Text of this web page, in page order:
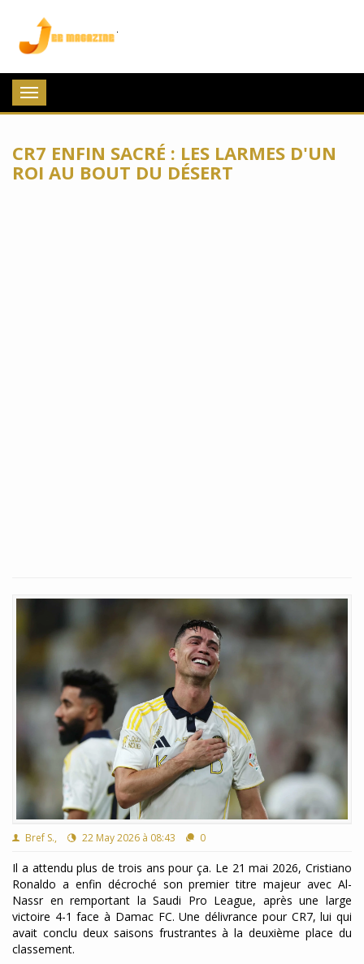
Toggle
navigation
CR7 ENFIN SACRÉ : LES LARMES D'UN
ROI AU BOUT DU DÉSERT
Bref S., 22 May 2026 à 08:43 0
Il a attendu plus de trois ans pour ça. Le 21 mai 2026, Cristiano
Ronaldo a enfin décroché son premier titre majeur avec Al-
Nassr en remportant la Saudi Pro League, après une large
victoire 4-1 face à Damac FC. Une délivrance pour CR7, lui qui
avait conclu deux saisons frustrantes à la deuxième place du
classement.